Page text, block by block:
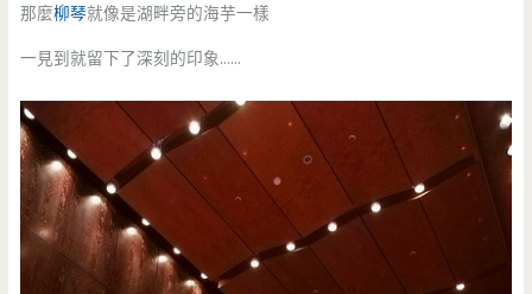
那麼柳琴就像是湖畔旁的海芋一樣
一見到就留下了深刻的印象……